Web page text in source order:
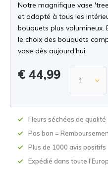
Notre magnifique vase
et adapté à tous les
bouquets plus volumineux.
le choix des bouquets
vase dès aujourd'hui.
€ 44,99
Fleurs séchées de qualité
Pas bon =
Plus de 1000 avis positifs
Expédié dans toute